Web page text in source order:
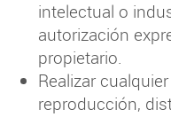
intelectual o
autorización
propietario.
Realizar
reproducción,